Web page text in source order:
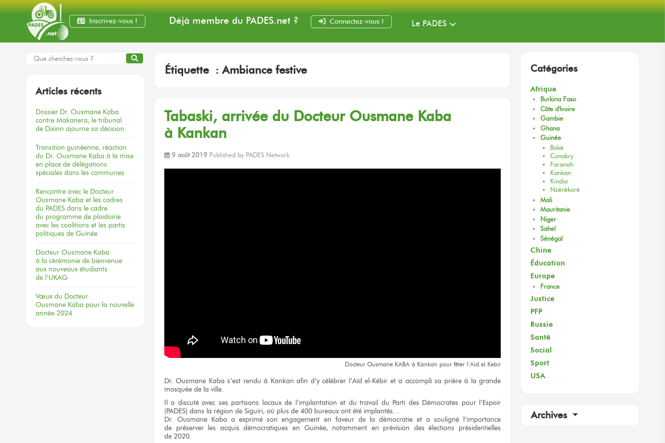
Inscrivez-vous ! Déjà membre du PADES.net? Connectez-vous ! Le PADES
Étiquette :Ambiance festive
Tabaski, arrivée du Docteur Ousmane Kaba
à Kankan
9 août 2019 Published by PADES Network
Docteur Ousmane KABA à Kankan pour fêter l’Aïd el Kebir
Dr. Ousmane Kaba s’est rendu à Kankan afin d’y célébrer l’Aïd el-Kébir et a accompli sa prière à la grande
mosquée de la ville.
Il a discuté avec ses partisans locauxde l’implantation et du travail du Parti des Démocrates pour l’Espoir
(PADES) dans la région de Siguiri, où plus de 400 bureaux ont été implantés…
Dr. Ousmane Kaba a exprimé son engagement en faveur de la démocratie et a souligné l’importance
de préserver les acquis démocratiques en Guinée, notamment en prévision des élections présidentielles
de 2020.
Articles récents
Dossier Dr. Ousmane Kaba
contre Makanera, le tribunal
de Dixinn ajourne sa décision
Transition guinéenne, réaction
du Dr. Ousmane Kaba à la mise
en place de délégations
spéciales dans les communes
Rencontre avec le Docteur
Ousmane Kaba et les cadres
du PADES dans le cadre
du programme de plaidoirie
avec les coalitions et les partis
politiques de Guinée
Docteur Ousmane Kaba
à la cérémonie de bienvenue
aux nouveaux étudiants
de l’UKAG
Vœux du Docteur
Ousmane Kaba pour la nouvelle
année 2024
Catégories
Afrique
Burkina Faso
Côte d'Ivoire
Gambie
Ghana
Guinée
Boké
Conakry
Faranah
Kankan
Kindia
Nzérékoré
Mali
Mauritanie
Niger
Sahel
Sénégal
Chine
Éducation
Europe
France
Justice
PFP
Russie
Santé
Social
Sport
USA
Archives